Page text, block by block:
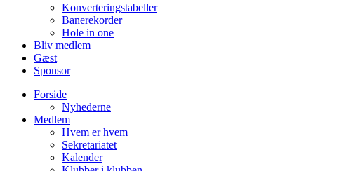
Konverteringstabeller
Banerekorder
Hole in one
Bliv medlem
Gæst
Sponsor
Forside
Nyhederne
Medlem
Hvem er hvem
Sekretariatet
Kalender